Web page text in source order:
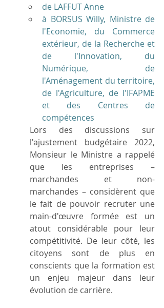
de LAFFUT Anne
à BORSUS Willy, Ministre de
l'Economie, du Commerce
extérieur, de la Recherche et
de l'Innovation, du
Numérique, de
l'Aménagement du territoire,
de l'Agriculture, de l'IFAPME
et des Centres de
compétences
Lors des discussions sur
l'ajustement budgétaire 2022,
Monsieur le Ministre a rappelé
que les entreprises –
marchandes et non-
marchandes – considèrent que
le fait de pouvoir recruter une
main-d'œuvre formée est un
atout considérable pour leur
compétitivité. De leur côté, les
citoyens sont de plus en
conscients que la formation est
un enjeu majeur dans leur
évolution de carrière.